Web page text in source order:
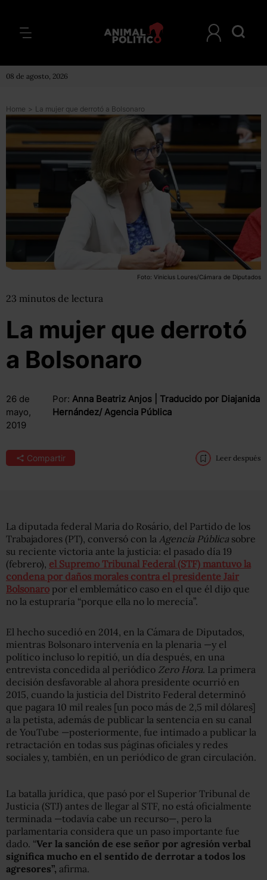
08 de agosto, 2026
Home > La mujer que derrotó a Bolsonaro
Foto: Vinicius Loures/Cámara de Diputados
23 minutos de lectura
La mujer que derrotó
a Bolsonaro
26 de
mayo,
2019
Por: Anna Beatriz Anjos | Traducido por Diajanida
Hernández/ Agencia Pública
Compartir Leer después
La diputada federal Maria do Rosário, del Partido de los
Trabajadores (PT), conversó con la Agencia Pública sobre
su reciente victoria ante la justicia: el pasado día 19
(febrero), el Supremo Tribunal Federal (STF) mantuvo la
condena por daños morales contra el presidente Jair
Bolsonaro por el emblemático caso en el que él dijo que
no la estupraría “porque ella no lo merecía”.
El hecho sucedió en 2014, en la Cámara de Diputados,
mientras Bolsonaro intervenía en la plenaria —y el
político incluso lo repitió, un día después, en una
entrevista concedida al periódico Zero Hora. La primera
decisión desfavorable al ahora presidente ocurrió en
2015, cuando la justicia del Distrito Federal determinó
que pagara 10 mil reales [un poco más de 2,5 mil dólares]
a la petista, además de publicar la sentencia en su canal
de YouTube —posteriormente, fue intimado a publicar la
retractación en todas sus páginas oficiales y redes
sociales y, también, en un periódico de gran circulación.
La batalla jurídica, que pasó por el Superior Tribunal de
Justicia (STJ) antes de llegar al STF, no está oficialmente
terminada —todavía cabe un recurso—, pero la
parlamentaria considera que un paso importante fue
dado. “Ver la sanción de ese señor por agresión verbal
significa mucho en el sentido de derrotar a todos los
agresores”, afirma.